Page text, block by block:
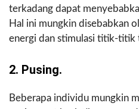
terkadang dapat
Hal ini mungkin disebabkan
energi dan stimulasi titik-titik
2. Pusing.
Beberapa individu mungkin